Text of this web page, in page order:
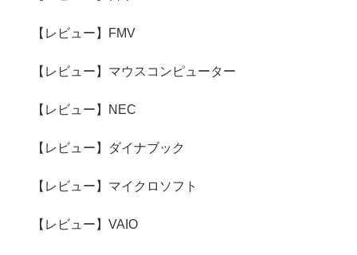
【レビュー】FMV
【レビュー】マウスコンピューター
【レビュー】NEC
【レビュー】ダイナブック
【レビュー】マイクロソフト
【レビュー】VAIO